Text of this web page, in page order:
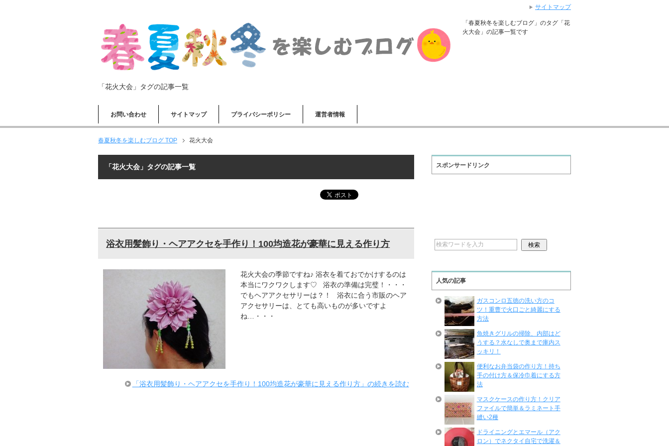
「花火大会」タグの記事一覧
「春夏秋冬を楽しむブログ」のタグ「花
火大会」の記事一覧です
お問い合わせ サイトマップ プライバシーポリシー 運営者情報
春夏秋冬を楽しむブログ TOP 花火大会
「花火大会」タグの記事一覧
浴衣用髪飾り・ヘアアクセを手作り！100均造花が豪華に見える作り方
花火大会の季節ですね♪ 浴衣を着ておでかけするのは
本当にワクワクします♡ 浴衣の準備は完璧！・・・
でもヘアアクセサリーは？！ 浴衣に合う市販のヘア
アクセサリーは、とても高いものが多いですよ
ね…・・・
「浴衣用髪飾り・ヘアアクセを手作り！100均造花が豪華に見える作り方」の続きを読む
スポンサードリンク
人気の記事
ガスコンロ五徳の洗い方のコ
ツ！重曹で火口ごと綺麗にする
方法
魚焼きグリルの掃除、内部はど
うする？水なしで奥まで庫内ス
ッキリ！
便利なお弁当袋の作り方！持ち
手の付け方＆保冷巾着にする方
法
マスクケースの作り方！クリア
ファイルで簡単＆ラミネート手
縫い2種
ドライニングとエマール（アク
ロン）でネクタイ自宅で洗濯＆
サイトマップ